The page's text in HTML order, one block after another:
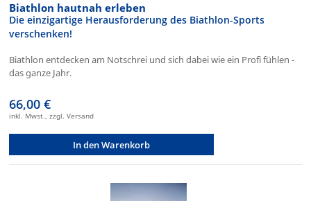
Biathlon hautnah erleben
Die einzigartige Herausforderung des Biathlon-Sports
verschenken!
Biathlon entdecken am Notschrei und sich dabei wie ein Profi fühlen -
das ganze Jahr.
66,00 €
inkl. Mwst., zzgl. Versand
In den Warenkorb